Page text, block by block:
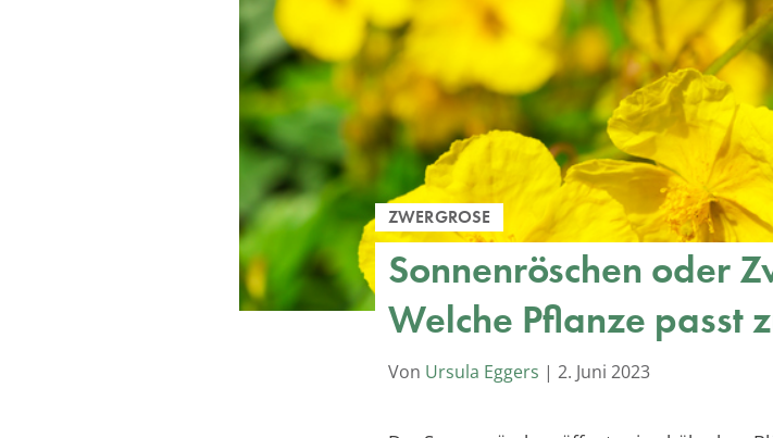
ZWERGROSE
Sonnenröschen oder
Welche Pflanze passt
Von Ursula Eggers | 2. Juni 2023